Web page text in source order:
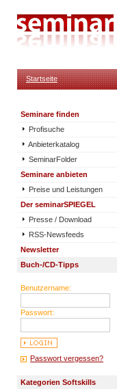
Startseite
Seminare finden
Profisuche
Anbieterkatalog
SeminarFolder
Seminare anbieten
Preise und Leistungen
Der seminarSPIEGEL
Presse / Download
RSS-Newsfeeds
Newsletter
Buch-/CD-Tipps
Benutzername:
Passwort:
Passwort vergessen?
Kategorien Softskills